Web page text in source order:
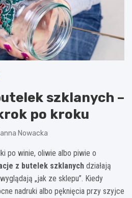
szklanych –
po kroku
Nowacka
po winie, oliwie albo piwie o
z butelek szklanych działają
„jak ze sklepu”. Kiedy
nadruki albo pęknięcia przy szyjce